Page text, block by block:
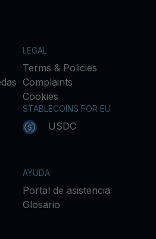
LEGAL
Terms & Policies
Complaints
Cookies
STABLECOINS FOR EU
USDC
AYUDA
Portal de asistencia
Glosario